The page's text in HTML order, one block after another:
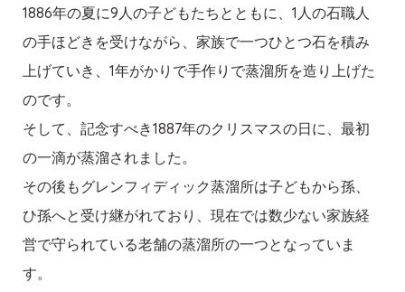
1886年の夏に9人の子どもたちとともに、1人の石職人
の手ほどきを受けながら、家族で一つひとつ石を積み
上げていき、1年がかりで手作りで蒸溜所を造り上げた
のです。
そして、記念すべき1887年のクリスマスの日に、最初
の一滴が蒸溜されました。
その後もグレンフィディック蒸溜所は子どもから孫、
ひ孫へと受け継がれており、現在では数少ない家族経
営で守られている老舗の蒸溜所の一つとなっていま
す。